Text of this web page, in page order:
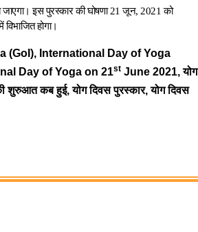
इस पुरस्‍कार की घोषणा 21 जून, 2021 को
होगा।
(GoI), International Day of Yoga
Day of Yoga on 21st June 2021, योग
शुरुआत कब हुई, योग दिवस पुरस्कार, योग दिवस